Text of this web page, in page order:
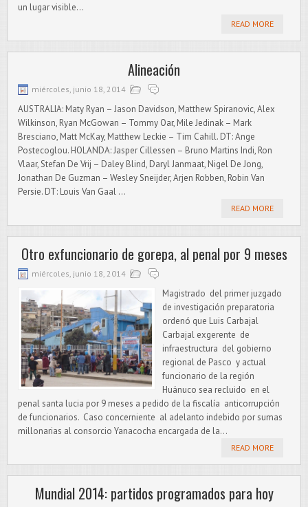
un lugar visible...
READ MORE
Alineación
miércoles, junio 18, 2014
AUSTRALIA: Maty Ryan – Jason Davidson, Matthew Spiranovic, Alex
Wilkinson, Ryan McGowan – Tommy Oar, Mile Jedinak – Mark
Bresciano, Matt McKay, Matthew Leckie – Tim Cahill. DT: Ange
Postecoglou. HOLANDA: Jasper Cillessen – Bruno Martins Indi, Ron
Vlaar, Stefan De Vrij – Daley Blind, Daryl Janmaat, Nigel De Jong,
Jonathan De Guzman – Wesley Sneijder, Arjen Robben, Robin Van
Persie. DT: Louis Van Gaal ...
READ MORE
Otro exfuncionario de gorepa, al penal por 9 meses
miércoles, junio 18, 2014
Magistrado del primer juzgado
de investigación preparatoria
ordenó que Luis Carbajal
Carbajal exgerente de
infraestructura del gobierno
regional de Pasco y actual
funcionario de la región
Huánuco sea recluido en el
penal santa lucia por 9 meses a pedido de la fiscalía anticorrupción
de funcionarios. Caso concerniente al adelanto indebido por sumas
millonarias al consorcio Yanacocha encargada de la...
READ MORE
Mundial 2014: partidos programados para hoy